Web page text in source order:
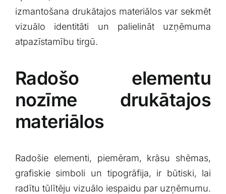
izmantošana drukātajos materiālos var sekmēt
vizuālo ​identitāti un palielināt uzņēmuma
‌atpazīstamību tirgū.
Radošo elementu
nozīme​ drukātajos
materiālos
Radošie elementi, piemēram, krāsu⁣ shēmas,
grafiskie simboli un tipogrāfija, ir būtiski, lai
radītu tūlītēju vizuālo iespaidu par uzņēmumu.